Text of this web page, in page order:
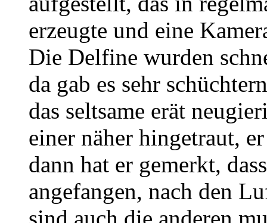
erzeugte und eine
Die Delfine wurden
da gab es sehr
das seltsame erät
einer näher hingetraut,
dann hat er gemerkt,
angefangen, nach den
sind auch die anderen